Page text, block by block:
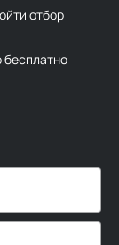
отбор
бесплатно